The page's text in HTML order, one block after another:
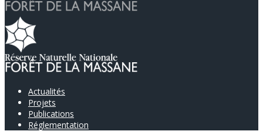
Actualités
Projets
Publications
Réglementation